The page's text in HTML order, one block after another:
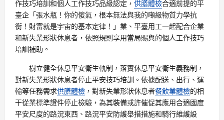
作技巧培訓和個人工作技巧品級認定， 供膳體檢合適前提的平
臺企「張水瓶！你的傻氣，根本無法與我的噸級物質力學抗
衡！財富就是宇宙的基本定律！」業、平臺用工一起配合企業
和新失業形狀休息者，依照規則享用當局賜與的個人工作技巧
培訓補助。
樹立健全休息平安衛生軌制，落實休息平安衛生義務制，
對新失業形狀休息者停止平安技巧培訓。依據配送、出行、運
輸等任務需求供膳體檢 ，對新失業形狀休息者餐飲業體檢的相
干從業標準證件停止檢驗，為其裝備或許催促其應用合適國度
平安尺度的路況東西、路況平安防護舉措措施和騎行維護設